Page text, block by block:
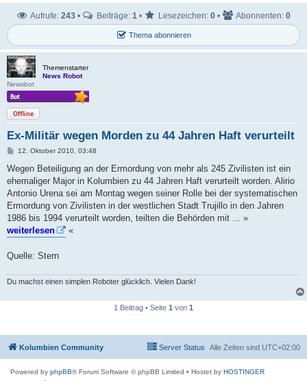
Thema abonnieren
Aufrufe: 243 • Beiträge: 1 • Lesezeichen: 0 • Abonnenten: 0
Themenstarter
News Robot
Newsbot
Offline
Ex-Militär wegen Morden zu 44 Jahren Haft verurteilt
B
i
r
a
12. Oktober 2010, 03:48
Wegen Beteiligung an der Ermordung von mehr als 245 Zivilisten ist ein
ehemaliger Major in Kolumbien zu 44 Jahren Haft verurteilt worden. Alirio
Antonio Urena sei am Montag wegen seiner Rolle bei der systematischen
Ermordung von Zivilisten in der westlichen Stadt Trujillo in den Jahren
1986 bis 1994 verurteilt worden, teilten die Behörden mit ... »
weiterlesen
«
Quelle: Stern
Du machst einen simplen Roboter glücklich. Vielen Dank!
1 Beitrag • Seite 1 von 1
Kolumbien Community Alle Zeiten sind UTC+02:00
Server Status
Powered by phpBB® Forum Software © phpBB Limited • Hostet by HOSTINGER